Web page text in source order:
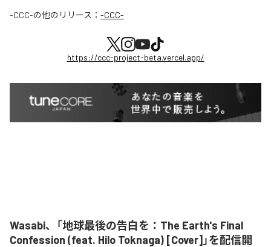
-CCC-の他のリリース： -CCC-
https://ccc-project-beta.vercel.app/
Wasabi、「地球最後の告白を：The Earth's Final
Confession (feat. Hilo Toknaga) [Cover]」を配信開